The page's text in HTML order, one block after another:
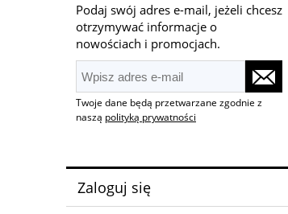
Podaj swój adres e-mail, jeżeli chcesz
otrzymywać informacje o
nowościach i promocjach.
Twoje dane będą przetwarzane zgodnie z
naszą polityką prywatności
Zaloguj się